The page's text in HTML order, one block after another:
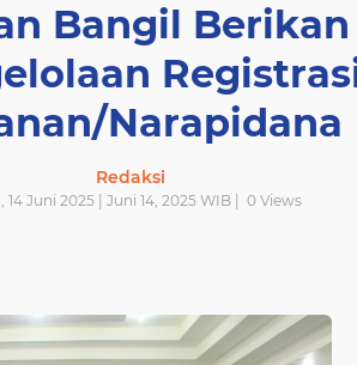
Bangil
Narapidana
Redaksi
14 Juni 2025 | Juni 14, 2025 WIB | 0 Views